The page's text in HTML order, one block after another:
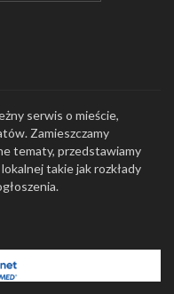
serwis o mieście,
Zamieszczamy
tematy, przedstawiamy
takie jak rozkłady